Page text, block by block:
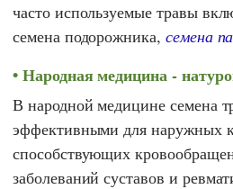
часто используемые травы
семена подорожника, семена
Народная медицина -
В народной медицине семена
эффективными для наружных
способствующих
заболеваний суставов и